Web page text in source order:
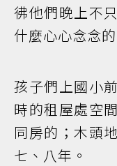
彿他們晚上不
什麼心心念念
孩子們上國小
時的租屋處空
同房的；木頭
七、八年。